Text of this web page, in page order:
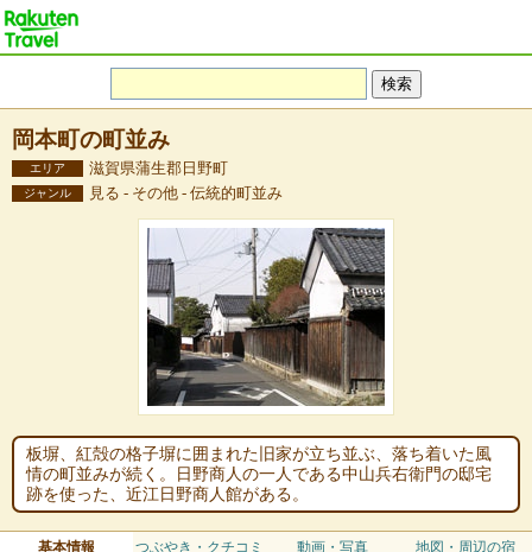
岡本町の町並み
エリア 滋賀県蒲生郡日野町
ジャンル 見る - その他 - 伝統的町並み
板塀、紅殻の格子塀に囲まれた旧家が立ち並ぶ、落ち着いた風
情の町並みが続く。日野商人の一人である中山兵右衛門の邸宅
跡を使った、近江日野商人館がある。
基本情報 つぶやき・クチコミ 動画・写真 地図・周辺の宿